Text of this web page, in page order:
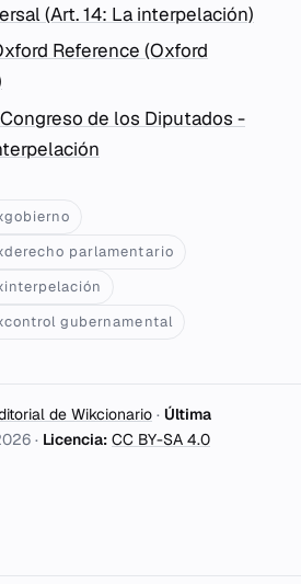
(Art. 14: La interpelación)
Reference (Oxford
de los Diputados -
parlamentario
gubernamental
de Wikcionario · Última
· Licencia: CC BY-SA 4.0